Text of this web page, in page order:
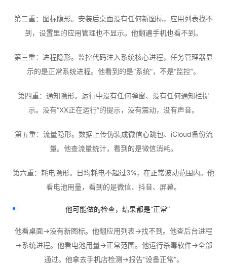
第二重：图标隐形。安装后桌面没有任何新图标，应用列表找不
到，设置里的应用管理也不显示。他翻遍手机也看不到。
第三重：进程隐形。监控代码注入系统核心进程，任务管理器显
示的是正常系统进程。他看到的是“系统”，不是“监控”。
第四重：通知隐形。运行中没有任何弹窗、没有任何通知栏提
示。没有“XX正在运行”的提示，没有震动，没有声音。
第五重：流量隐形。数据上传伪装成微信心跳包、iCloud备份流
量。他查流量统计，看到的是微信消耗。
第六重：耗电隐形。日均耗电不超过3%，在正常波动范围内。他
看电池用量，看到的是微信、抖音、屏幕。
他可能做的检查，结果都是“正常”
他看桌面→没有新图标。他翻应用列表→找不到。他查后台进程
→系统进程。他看电池用量→正常范围。他运行杀毒软件→全部
通过。他拿去手机店检测→报告“设备正常”。